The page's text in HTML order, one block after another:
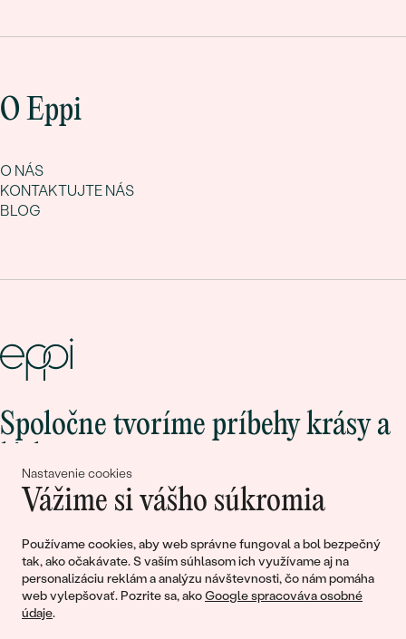
Nastavenie cookies
Vážime si vášho súkromia
Používame cookies, aby web správne fungoval a bol bezpečný
tak, ako očakávate. S vaším súhlasom ich využívame aj na
personalizáciu reklám a analýzu návštevnosti, čo nám pomáha
web vylepšovať. Pozrite sa, akoGoogle spracováva osobné
údaje.
O Eppi
O NÁS
KONTAKTUJTE NÁS
BLOG
Spoločne tvoríme príbehy krásy a
Pripojte sa k nám!